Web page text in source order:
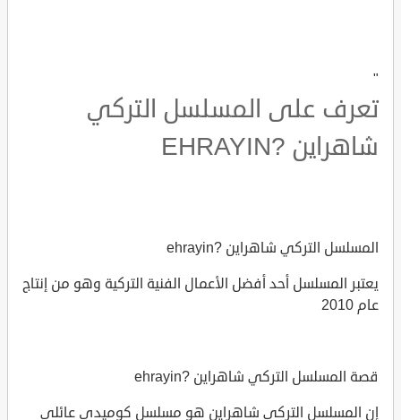
"
تعرف على المسلسل التركي
شاهراين ?EHRAYIN
المسلسل التركي شاهراين ?ehrayin
يعتبر المسلسل أحد أفضل الأعمال الفنية التركية وهو من إنتاج
عام 2010
قصة المسلسل التركي شاهراين ?ehrayin
إن المسلسل التركي شاهراين هو مسلسل كوميدي عائلي